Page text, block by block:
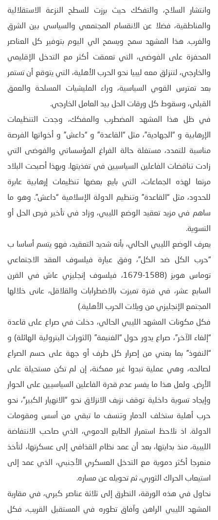
وانتشار السلاح، والتفكك حيث برزت للسطح النزعة الاستقلالية
والمناطقية، فضلا عن الانقسام المجتمعي والسياسي بين الشرق
والغرب. هذا المشهد سمح ويسمح الي اليوم بتوفير كل العناصر
المحفزة على الفوضى، التي تعمقت أكثر مع التدخل الإقليمي
والخارجي، لتنزلق معه ليبيا نحو الحرب الأهلية، التي يتوقع أن تستمر
بعد تمترس القوي السياسية، وراء المليشيات المسلحة والعمق
القبلي، وسقوط كل ورقات الحل بيد العامل الخارجي.
في ظل هذا المشهد المضطرب والمفكك، وجدت التنظيمات
الإرهابية و “الجهادية”، مثل “القاعدة” و “داعش” و أخواتها الفرصة
مناسبة للتمدد، مستغلة حالة الفراغ المؤسساتي والفوضى التي
زادت تناقضات الفاعلين السياسيين في تغذيتها. وبهذا أصبحت البلاد
مرتعا لهذه الجماعات، التي بايع بعضها تنظيمات إرهابية عابرة
للحدود، مثل “القاعدة” وتنظيم الدولة الإسلامية “داعش”. وهو ما
ساهم في مزيد تعقيد الوضع الليبي، وزاد في تأخير فرص الحل أو
التسوية.
يعرف الوضع الليبي الحالي، بأنه شديد التعقيد، فهو يتسم أساسا ب
“حرب الكل ضد الكل”، وفق عبارة فيلسوف العقد الاجتماعي
توماس هوبز (1588-1679، فيلسوف إنجليزي عاش في القرن
السابع عشر، في فترة تميزت بالاضطرابات والقلاقل، عانى خلالها
المجتمع الإنجليزي من ويلات الحرب الأهلية.)
فكل مكونات المشهد الليبي الحالي، دخلت في صراع على قاعدة
“إلغاء الآخر”، صراع يدور حول “الغنيمة” (الثورات البترولية الهائلة) و
“النفوذ” بما يعني من إصرار كل طرف أو جهة على حسم الصراع
لصالحه، وهي عملية تبدوا غير ممكنة، إن لم تكن مستحيلة على
الأرض. ولعل هذا ما يفسر عدم قدرة الفاعلين السياسيين على الحوار
وإيجاد تسوية داخلية توقف نزيف الانزلاق نحو “الانهيار الكبير”، نحو
حرب أهلية ستخلف الدمار وتنسف ما تبقي من أسس ومقومات
الدولة. اذ نلاحظ استمرار الطابع الدموي، الذي صاحب الانتفاضة
الليبية، منذ بدايتها، بعد أن عمد نظام القذافي إلى عسكرتها، لتأخذ
منعرجا أكثر دموية مع التدخل العسكري الأجنبي، الذي عمد إلى
استيعاب الحراك الثوري، ثم تحويله عن مساره.
نحاول في هذه الورقة، التطرق إلى ثلاثة عناصر كبري، في مقاربة
المشهد الليبي الراهن وآفاق تطوره في المستقبل القريب، فكل